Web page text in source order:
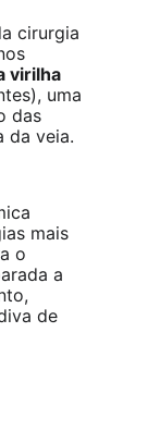
cirurgia
virilha
uma
das
da veia.
mais
o
a
de